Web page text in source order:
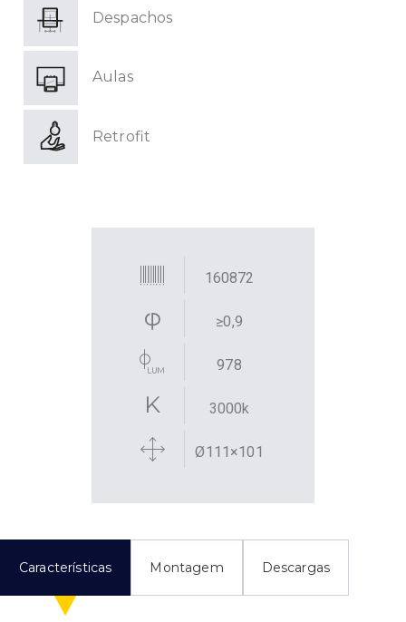
Despachos
Aulas
Retrofit
160872
≥0,9
978
3000k
Ø111×101
Características Montagem Descargas